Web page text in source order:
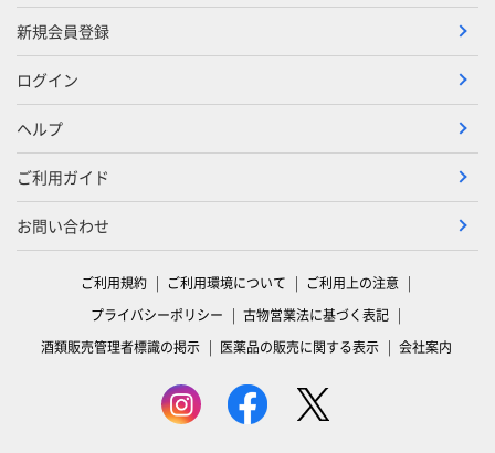
新規会員登録
ログイン
ヘルプ
ご利用ガイド
お問い合わせ
ご利用規約 ご利用環境について
ご利用上の注意
プライバシーポリシー
古物営業法に基づく表記
酒類販売管理者標識の掲示
医薬品の販売に関する表示 会社案内